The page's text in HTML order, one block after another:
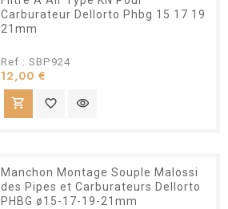
Carburateur Dellorto Phbg 15 17 19
21mm
Ref : SBP924
12,00 €
shopping_cart favorite_border visibility
Manchon Montage Souple Malossi
des Pipes et Carburateurs Dellorto
PHBG ø15-17-19-21mm